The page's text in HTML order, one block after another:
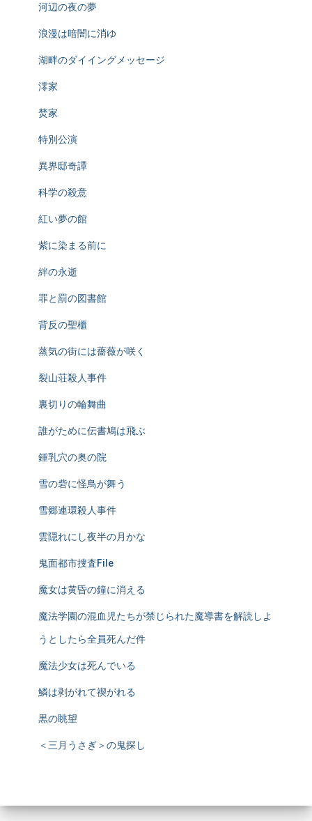
河辺の夜の夢
浪漫は暗闇に消ゆ
湖畔のダイイングメッセージ
澪家
焚家
特別公演
異界邸奇譚
科学の殺意
紅い夢の館
紫に染まる前に
絆の永逝
罪と罰の図書館
背反の聖櫃
蒸気の街には薔薇が咲く
裂山荘殺人事件
裏切りの輪舞曲
誰がために伝書鳩は飛ぶ
鍾乳穴の奥の院
雪の砦に怪鳥が舞う
雪郷連環殺人事件
雲隠れにし夜半の月かな
鬼面都市捜査File
魔女は黄昏の鐘に消える
魔法学園の混血児たちが禁じられた魔導書を解読しよ
うとしたら全員死んだ件
魔法少女は死んでいる
鱗は剥がれて禊がれる
黒の眺望
＜三月うさぎ＞の鬼探し